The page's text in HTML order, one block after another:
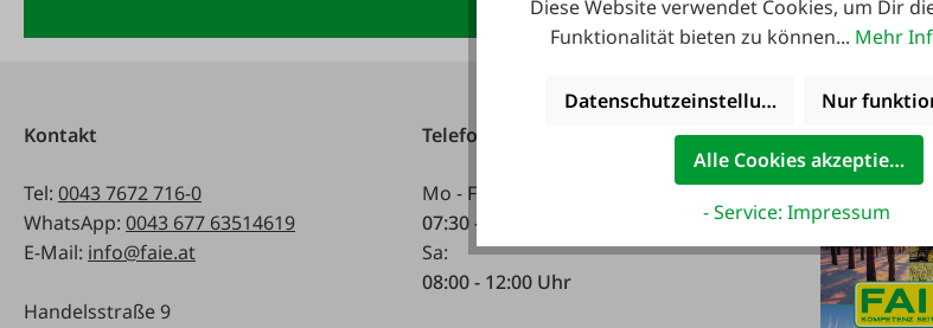
Kontakt
Tel: 0043 7672 716-0
WhatsApp: 0043 677 63514619
E-Mail: info@faie.at
Handelsstraße 9
Telefonisch erreichbar:
Mo - Fr:
07:30 - 17.00 Uhr
Sa:
08:00 - 12:00 Uhr
Kataloge
Diese Website verwendet Cookies, um Dir
Funktionalität bieten zu können... Mehr
Datenschutzeinstellungen Nur
Alle Cookies akzeptieren
- Service: Impressum